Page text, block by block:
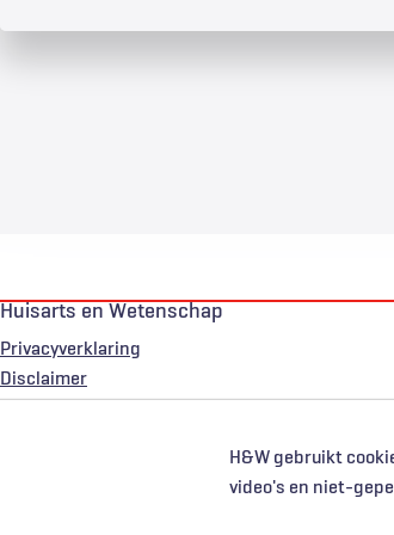
H&W gebruikt
video's en niet-
Huisarts en Wetenschap
Privacyverklaring
Voet
Disclaimer